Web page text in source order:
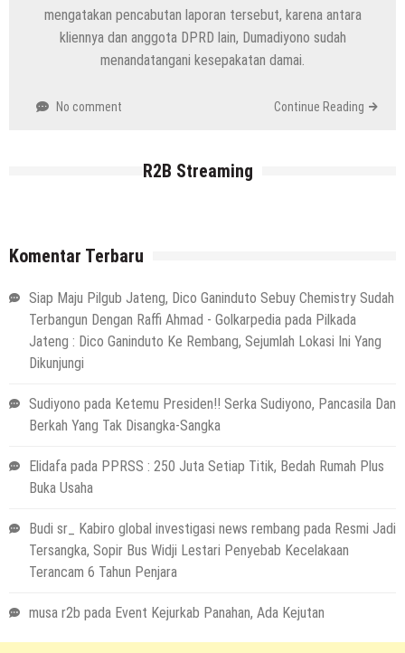
mengatakan pencabutan laporan tersebut, karena antara
kliennya dan anggota DPRD lain, Dumadiyono sudah
menandatangani kesepakatan damai.
No comment Continue Reading
R2B Streaming
Komentar Terbaru
Siap Maju Pilgub Jateng, Dico Ganinduto Sebuy Chemistry Sudah
Terbangun Dengan Raffi Ahmad - Golkarpedia pada Pilkada
Jateng : Dico Ganinduto Ke Rembang, Sejumlah Lokasi Ini Yang
Dikunjungi
Sudiyono pada Ketemu Presiden!! Serka Sudiyono, Pancasila Dan
Berkah Yang Tak Disangka-Sangka
Elidafa pada PPRSS : 250 Juta Setiap Titik, Bedah Rumah Plus
Buka Usaha
Budi sr_ Kabiro global investigasi news rembang pada Resmi Jadi
Tersangka, Sopir Bus Widji Lestari Penyebab Kecelakaan
Terancam 6 Tahun Penjara
musa r2b pada Event Kejurkab Panahan, Ada Kejutan